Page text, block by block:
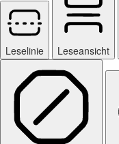
Leselinie Leseansicht